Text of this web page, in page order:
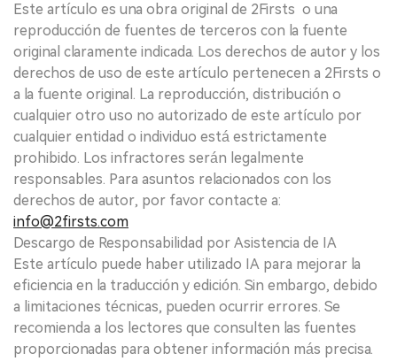
Este artículo es una obra original de 2Firsts o una
reproducción de fuentes de terceros con la fuente
original claramente indicada. Los derechos de autor y los
derechos de uso de este artículo pertenecen a 2Firsts o
a la fuente original. La reproducción, distribución o
cualquier otro uso no autorizado de este artículo por
cualquier entidad o individuo está estrictamente
prohibido. Los infractores serán legalmente
responsables. Para asuntos relacionados con los
derechos de autor, por favor contacte a:
info@2firsts.com
Descargo de Responsabilidad por Asistencia de IA
Este artículo puede haber utilizado IA para mejorar la
eficiencia en la traducción y edición. Sin embargo, debido
a limitaciones técnicas, pueden ocurrir errores. Se
recomienda a los lectores que consulten las fuentes
proporcionadas para obtener información más precisa.